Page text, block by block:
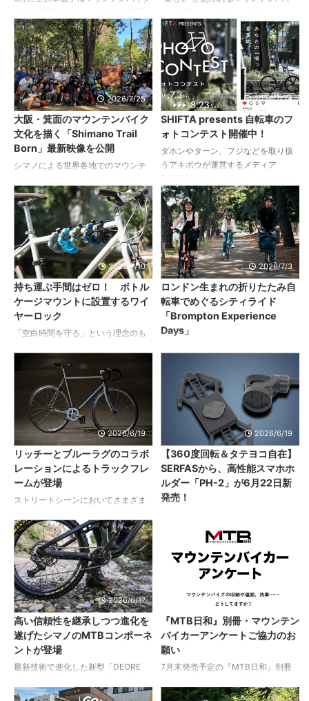
馬岩岳大会。 白馬岩岳の自然 ...
XCC・XCOの全日本選手権に参戦。
末政選手本人による、レースレポー
トをお届けします。 7月19日・20
日、長野県安曇野市の安曇野市マウ
ンテンバイクコースで、第39回全日
本自転車競技選手権大会マウンテン
バイク（XCC・XCO）が開催されま
した。 日本一を決める国内最高峰の
舞台。今年も全国からトップライダ
ーが集まり、世界基準を意識したテ
クニカルなコースで熱いレースが繰
子クラスのクロスカントリー・ショ
ートト ...
ができるマウンテンバイクに興味を
持つ人が増加中。 親子で遊べる趣味
として、アウトドアスポーツとし
て、ロードバイクのスキルアップ手
段として……。楽しみ方に縛られない
自由さも魅力のひとつです。 しか
し、車両の高額化や保管方法など、
さまざまな壁に直面し、はじめるこ
とを躊躇する人も。 本誌は、そんな
初心者やリターンライダーが、安心
してマウンテンバイクの世界へ足を
びや身近な楽しみ方、乗り方やカス
タマイズの基礎を紹介 ...
2026/7/25
大阪・箕面のマウンテンバイク
文化を描く「Shimano Trail
Born」最新映像を公開
シマノによる世界各地でのマウンテ
Trail Born Fundプログラム。 国内で
初めて選定されたフィールドのひと
つ、大阪府箕面市の「とどろみMTB
フィールド」を舞台にしたドキュメ
ンタリー動画が公開されました。 以
下、プレスリリースより 大阪北部に
位置する箕面は、都市部からほど近
い場所にありながら豊かな里山環境
が残るエリアです。長年にわたり多
くのマウンテンバイカーが集まり、
走り、仲間とつながりながら独自の
しかし、その歴史は決して当たり前
の ...
2026/7/24
SHIFTA presents 自転車のフ
ォトコンテスト開催中！
ダホンやターン、フジなどを取り扱
うアキボウが運営するメディア
トを開催中！ 日常の移動から特別な
旅まで、お気に入りの愛車と出かけ
ていると、ふと写真を撮りたくなる
ことがありませんか？ いろんな人
の、いろんな自転車の、いろんな瞬
間を分かち合いたい。 という思いか
ら開催された SHIFTA presents “フォ
トコンテスト” 車種やブランド、撮影
機材も問わず。Instagramからの応募
となります。 ちなみに、今回のコン
テストでは『自転車日和賞』が設け
2026/7/10
持ち運ぶ手間はゼロ！ ボトル
ケージマウントに設置するワイ
ヤーロック
「空白時間を守る」という理念のも
ティブランド「kuhaku（クウハ
ク）」より、持ち出し忘れを防ぎ持
ち運びにも困らないボトルケージマ
ウントに設置するタイプのワイヤー
ロック「茅（カヤ）ボトルケージマ
ウント」が登場。 2026年7月15日に
発売されます。 以下、リリースよ
り。 標品の特徴 ・固定物と自転車
をロックするのに十分な900mm長
・柔軟性に優れた太さ2mmの編み込
みスチールワイヤー ・大切な自転車
グ ・ワイヤーは本体内部に巻 ...
2026/7/3
ロンドン生まれの折りたたみ自
転車でめぐるシティライド
「Brompton Experience
Days」
BROMPTON JAPANが、全国の正規
ディーラーと連携。Bromptonならで
はの自由でユニークな移動体験を日
本各地に届ける新たなイベント
「Brompton Experience Days」を
2026年7月より始動します。
「Brompton Experience Days」第1
弾として、2026年7月18日（土）～7
月20日（月・祝）までの3日間、宮
城県仙台市のブロンプトン正規ディ
2026/6/19
リッチーとブルーラグのコラボ
レーションによるトラックフレ
ームが登場
ストリートシーンにおいてさまざま
LUG」。 その20周年イヤーに、スペ
シャルなモデル「BLUE LUG 20TH ×
RITCHEY GARDENCITY」が発売さ
れます。 以下、プレスリリースよ
り。 「Garden City Frames」は
2024年に初めて発表されました。 リ
ッチー（Ritchey）で「thefergdog」
の愛称で知られるファーガス・タナ
カがデザインしたシティトラックフ
レームです。 Blue Lugの創業当時、
日本ではトラックバイクブームの最
2026/6/19
【360度回転＆タテヨコ自在】
SERFASから、高性能スマホホ
ルダー「PH-2」が6月22日新
発売！
から、高い保持力と使いやすさを両
立した新型スマートフォンホルダー
「PH-2」が2026年6月22日に登場。
をクリアしたタフな設計ながら、端
用。さらに360度回転マウントによ
り、画面の縦横切り替えが10度刻み
で自在に行える。スマホナビが必須
となった現代のサイクリングライフ
トしてくれる注目の新アイテムだ。
2026/6/17
高い信頼性を継承しつつ進化を
遂げたシマノのMTBコンポーネ
ントが登場
最新技術で進化した新型「DEORE
インコンポーネント 多くのマウンテ
『MTB日和』別冊・マウンテン
バイカーアンケートご協力のお
願い
7月末発売予定の『MTB日和』別冊
これからマウンテンバイクをはじめ